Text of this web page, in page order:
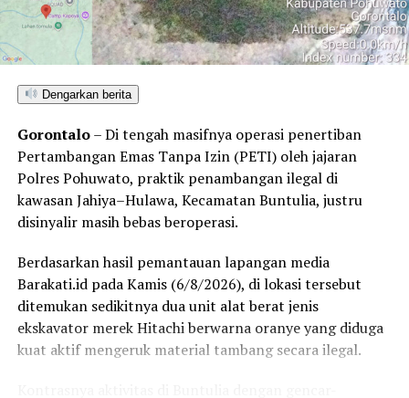
Dengarkan berita
Gorontalo– Di tengah masifnya operasi penertiban
Pertambangan Emas Tanpa Izin (PETI) oleh jajaran
Polres Pohuwato, praktik penambangan ilegal di
kawasan Jahiya–Hulawa, Kecamatan Buntulia, justru
disinyalir masih bebas beroperasi.
Berdasarkan hasil pemantauan lapangan media
Barakati.id pada Kamis (6/8/2026), di lokasi tersebut
ditemukan sedikitnya dua unit alat berat jenis
ekskavator merek Hitachi berwarna oranye yang diduga
kuat aktif mengeruk material tambang secara ilegal.